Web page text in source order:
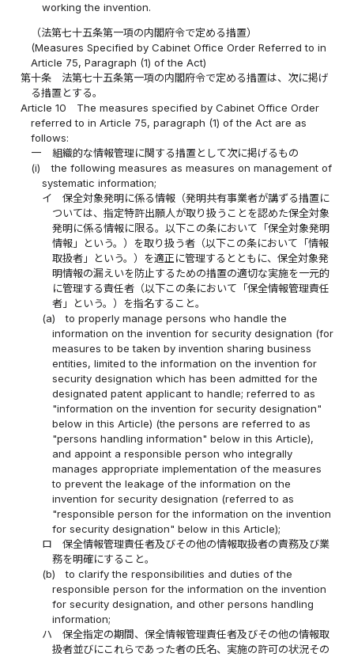
working the invention.
（法第七十五条第一項の内閣府令で定める措置）
(Measures Specified by Cabinet Office Order Referred to in
Article 75, Paragraph (1) of the Act)
第十条
法第七十五条第一項の内閣府令で定める措置は、次に掲げ
る措置とする。
Article 10
The measures specified by Cabinet Office Order
referred to in Article 75, paragraph (1) of the Act are as
follows:
一
組織的な情報管理に関する措置として次に掲げるもの
(i)
the following measures as measures on management of
systematic information;
イ
保全対象発明に係る情報（発明共有事業者が講ずる措置に
ついては、指定特許出願人が取り扱うことを認めた保全対象
発明に係る情報に限る。以下この条において「保全対象発明
情報」という。）を取り扱う者（以下この条において「情報
取扱者」という。）を適正に管理するとともに、保全対象発
明情報の漏えいを防止するための措置の適切な実施を一元的
に管理する責任者（以下この条において「保全情報管理責任
者」という。）を指名すること。
(a)
to properly manage persons who handle the
information on the invention for security designation (for
measures to be taken by invention sharing business
entities, limited to the information on the invention for
security designation which has been admitted for the
designated patent applicant to handle; referred to as
"information on the invention for security designation"
below in this Article) (the persons are referred to as
"persons handling information" below in this Article),
and appoint a responsible person who integrally
manages appropriate implementation of the measures
to prevent the leakage of the information on the
invention for security designation (referred to as
"responsible person for the information on the invention
for security designation" below in this Article);
ロ
保全情報管理責任者及びその他の情報取扱者の責務及び業
務を明確にすること。
(b)
to clarify the responsibilities and duties of the
responsible person for the information on the invention
for security designation, and other persons handling
information;
ハ
保全指定の期間、保全情報管理責任者及びその他の情報取
扱者並びにこれらであった者の氏名、実施の許可の状況その